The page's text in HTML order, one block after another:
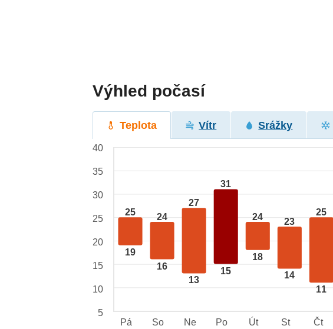
Výhled počasí
Teplota Vítr Srážky
25
19
24
16
27
13
31
15
24
18
23
14
25
11
40
35
30
25
20
15
10
5
Pá
So Ne Po Út St Čt